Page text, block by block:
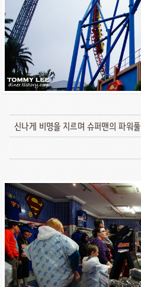
신나게 비명을 지르며 슈퍼맨의 파워